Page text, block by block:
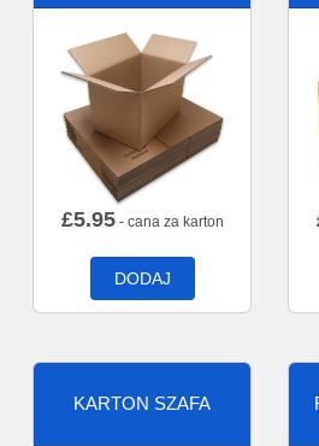
£5.95- cana za karton
DODAJ
KARTON SZAFA